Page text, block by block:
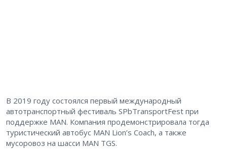
В 2019 году состоялся первый международный
автотранспортный фестиваль SPbTransportFest при
поддержке MAN. Компания продемонстрировала тогда
туристический автобус MAN Lion’s Coach, а также
мусоровоз на шасси MAN TGS.